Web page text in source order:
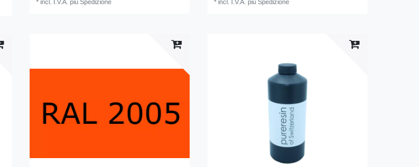
*incl. I.V.A. piùSpedizione
*incl. I.V.A. piùSpedizione